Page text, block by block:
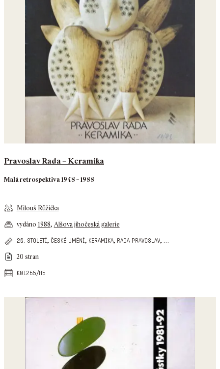
Pravoslav Rada – Keramika
Malá retrospektiva 1948 – 1988
Milouš Růžička
vydáno 1988, Alšova jihočeská galerie
20. století, české umění, keramika, rada pravoslav, …
20 stran
k01265/h5